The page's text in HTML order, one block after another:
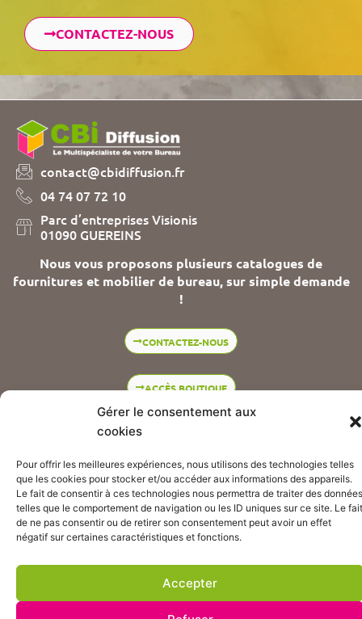
Gérer le consentement aux
cookies
Pour offrir les meilleures expériences, nous utilisons des technologies
telles que les cookies pour stocker et/ou accéder aux informations des
appareils. Le fait de consentir à ces technologies nous permettra de
traiter des données telles que le comportement de navigation ou les ID
consentement peut avoir un effet négatif sur certaines caractéristiques
Accepter
Voir les préférences
Politique de confidentialité
CONTACTEZ-NOUS
contact@cbidiffusion.fr
04 74 07 72 10
Parc d’entreprises Visionis
01090 GUEREINS
Nous vous proposons plusieurs catalogues de
fournitures et mobilier de bureau, sur simple demande
!
CONTACTEZ-NOUS
ACCÈS BOUTIQUE
Suivez nos actualités :
© CBI DIFFUSION 2021 Hébergement et webmastering : Com&Net
Mentions légales